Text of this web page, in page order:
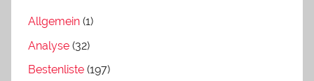
Allgemein (1)
Analyse (32)
Bestenliste (197)